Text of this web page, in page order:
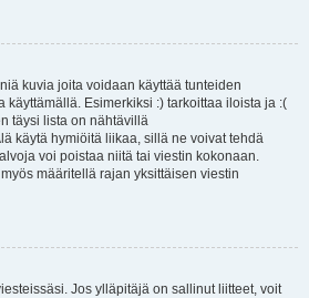
kuvia joita voidaan käyttää tunteiden
Esimerkiksi :) tarkoittaa iloista ja :(
täysi lista on nähtävillä
käytä hymiöitä liikaa, sillä ne voivat tehdä
voi poistaa niitä tai viestin kokonaan.
määritellä rajan yksittäisen viestin
Jos ylläpitäjä on sallinut liitteet, voit